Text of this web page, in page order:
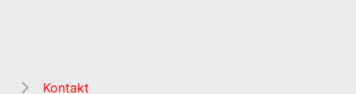
Kontakt